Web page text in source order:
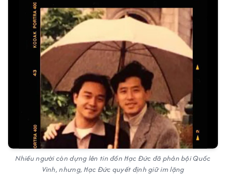
Nhiều người còn dựng lên tin đồn Hạc Đức đã phản bội Quốc
Vinh, nhưng, Hạc Đức quyết định giữ im lặng